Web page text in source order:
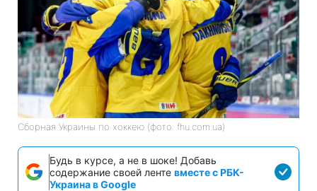
Сборная Украины по хоккею (фото: fhu.com.ua)
Будь в курсе, а не в шоке! Добавь
содержание своей ленте вместе с РБК-
Украина в Google